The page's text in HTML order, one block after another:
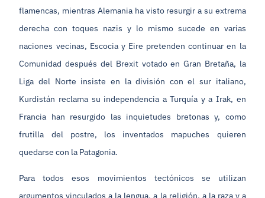
flamencas, mientras Alemania ha visto resurgir a su extrema
derecha con toques nazis y lo mismo sucede en varias
naciones vecinas, Escocia y Eire pretenden continuar en la
Comunidad después del Brexit votado en Gran Bretaña, la
Liga del Norte insiste en la división con el sur italiano,
Kurdistán reclama su independencia a Turquía y a Irak, en
Francia han resurgido las inquietudes bretonas y, como
frutilla del postre, los inventados mapuches quieren
quedarse con la Patagonia.
Para todos esos movimientos tectónicos se utilizan
argumentos vinculados a la lengua, a la religión, a la raza y a